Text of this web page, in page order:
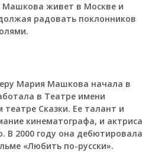
живет в Москве и
радовать поклонников
Мария Машкова начала в
в Театре имени
Сказки. Ее талант и
кинематографа, и актриса
В 2000 году она дебютировала
«Любить по-русски».